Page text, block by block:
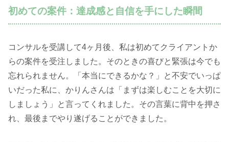
初めての案件：達成感と自信を手にした瞬間
コンサルを受講して4ヶ月後、私は初めてクライアントか
らの案件を受注しました。そのときの喜びと緊張は今でも
忘れられません。「本当にできるかな？」と不安でいっぱ
いだった私に、かりんさんは「まずは楽しむことを大切に
しましょう」と言ってくれました。その言葉に背中を押さ
れ、最後までやり遂げることができました。